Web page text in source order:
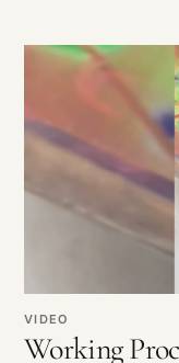
VIDEO
Working